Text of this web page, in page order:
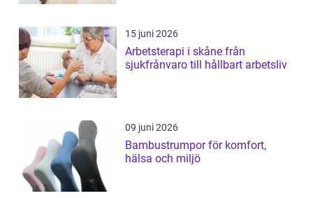
15 juni 2026
Arbetsterapi i skåne från
sjukfrånvaro till hållbart arbetsliv
09 juni 2026
Bambustrumpor för komfort,
hälsa och miljö